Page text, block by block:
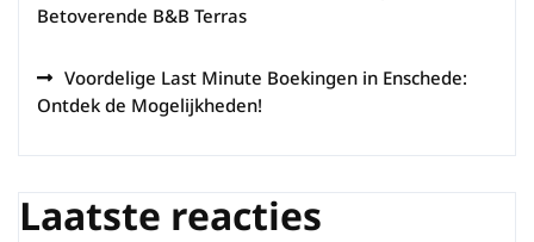
Betoverende B&B Terras
Voordelige Last Minute Boekingen in Enschede:
Ontdek de Mogelijkheden!
Laatste reacties